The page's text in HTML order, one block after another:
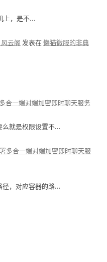
上，是不…
云阁 发表在懒猫微服的非典
合一端对端加密即时聊天服务
么就是权限设置不…
多合一端对端加密即时聊天服
径，对应容器的路…